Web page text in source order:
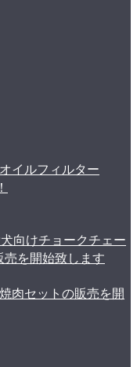
イルフィルター
向けチョークチェー
売を開始致します
肉セットの販売を開